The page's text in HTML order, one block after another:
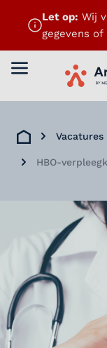
Let op: Wij
gegevens
Menu openen
Home
Home
Vacatures
HBO-